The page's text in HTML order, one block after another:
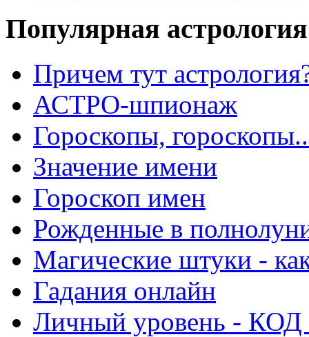
Популярная астрология
Причем тут
АСТРО-шпионаж
Гороскопы,
Значение имени
Гороскоп имен
Рожденные в
Магические штуки -
Гадания онлайн
Личный уровень - КОД